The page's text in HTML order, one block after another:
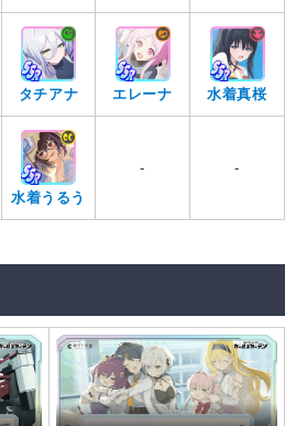
タチアナ エレーナ 水着真桜
水着うるう
- -